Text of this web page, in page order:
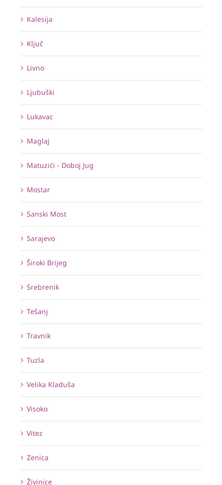
Kalesija
Ključ
Livno
Ljubuški
Lukavac
Maglaj
Matuzići - Doboj Jug
Mostar
Sanski Most
Sarajevo
Široki Brijeg
Srebrenik
Tešanj
Travnik
Tuzla
Velika Kladuša
Visoko
Vitez
Zenica
Živinice